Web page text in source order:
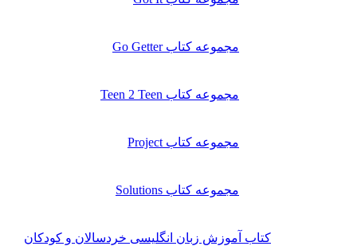
مجموعه کتاب Go Getter
مجموعه کتاب Teen 2 Teen
مجموعه کتاب Project
مجموعه کتاب Solutions
کتاب آموزش زبان انگلیسی خردسالان و کودکان